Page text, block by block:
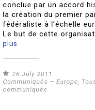
conclue par un accord
la création du premier
fédéraliste à l’échelle
Le but de cette
plus
26 July 2011
Communiqués – Europe,
communiqués